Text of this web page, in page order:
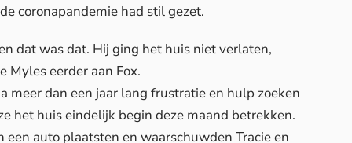
coronapandemie had stil gezet.
dat was dat. Hij ging het huis niet verlaten,
Myles eerder aan Fox.
meer dan een jaar lang frustratie en hulp zoeken
het huis eindelijk begin deze maand betrekken.
auto plaatsten en waarschuwden Tracie en